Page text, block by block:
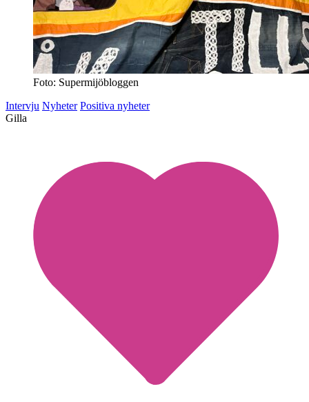
Foto: Supermijöbloggen
Intervju Nyheter Positiva nyheter
Gilla